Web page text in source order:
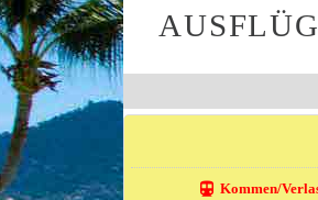
directions_transit Kommen/